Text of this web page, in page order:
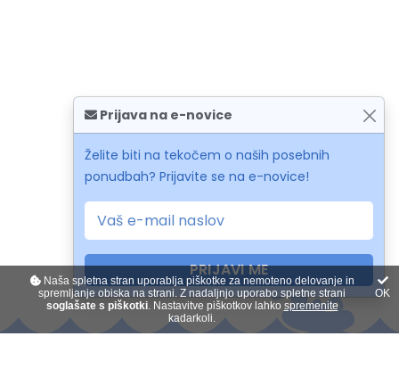
Prijava na e-novice
Želite biti na tekočem o naših posebnih
ponudbah? Prijavite se na e-novice!
PRIJAVI ME
Naša spletna stran uporablja piškotke za nemoteno delovanje in
spremljanje obiska na strani. Z nadaljnjo uporabo spletne strani
soglašate s piškotki. Nastavitve piškotkov lahko spremenite
kadarkoli.
OK